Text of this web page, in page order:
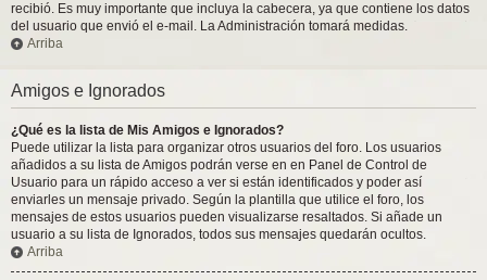
recibió. Es muy importante que incluya la cabecera, ya que contiene los datos
del usuario que envió el e-mail. La Administración tomará medidas.
Arriba
Amigos e Ignorados
¿Qué es la lista de Mis Amigos e Ignorados?
Puede utilizar la lista para organizar otros usuarios del foro. Los usuarios
añadidos a su lista de Amigos podrán verse en en Panel de Control de
Usuario para un rápido acceso a ver si están identificados y poder así
enviarles un mensaje privado. Según la plantilla que utilice el foro, los
mensajes de estos usuarios pueden visualizarse resaltados. Si añade un
usuario a su lista de Ignorados, todos sus mensajes quedarán ocultos.
Arriba